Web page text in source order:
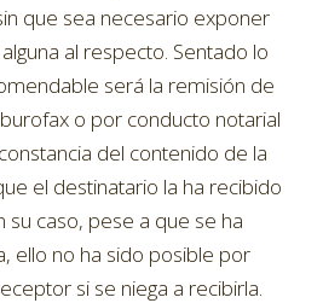
que sea necesario exponer
al respecto. Sentado lo
será la remisión de
o por conducto notarial
del contenido de la
el destinatario la ha recibido
caso, pese a que se ha
ello no ha sido posible por
si se niega a recibirla.